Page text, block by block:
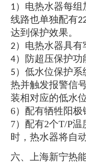
1） 电热水器每组
线路也单独配有
达到保护效果。
2） 电热水器具
4） 防超压保护功
5） 低水位保护系
热并触发报警信
装相对应的低水
6） 配有牺牲阳极
7） 配有2个T/P温
时 ， 热水器将自
六、 上海新宁热